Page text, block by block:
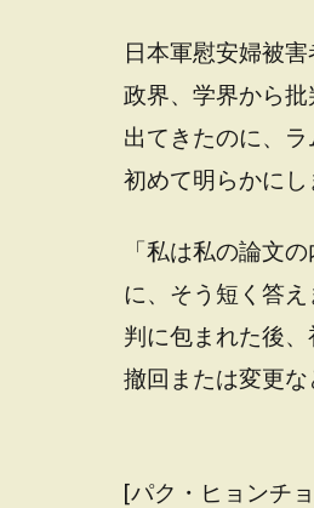
日本軍慰安婦被
政界、学界から
出てきたのに、
初めて明らかにし
「私は私の論文
に、そう短く答
判に包まれた後
撤回または変更な
[パク・ヒョンチ